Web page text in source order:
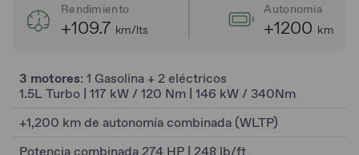
Rendimiento
+109.7 km/lts
Autonomía
+1200 km
3 motores: 1 Gasolina + 2 eléctricos
1.5L Turbo | 117 kW / 120 Nm | 146 kW / 340Nm
+1,200 km de autonomía combinada (WLTP)